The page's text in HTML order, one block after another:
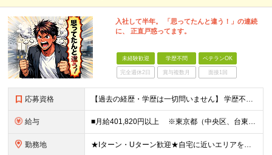
入社して半年。 「思ってたんと違う！」の連続
に、 正直戸惑ってます。
未経験歓迎 学歴不問 ベテランOK
完全週休2日 賞与複数月 面接1回
応募資格 【過去の経歴・学歴は一切問いません】 学歴不問・職種未経験歓迎・業種未経験歓迎 第二新卒・ブランクがある方も歓迎 ・普通自動車運転免許（AT限定可）をお持ちの方 Lお客様先へは社用車で訪問しますが
給与 ■月給401,820円以上 ※東京都（中央区、台東区、世田谷区、中野区、豊島区） ■月給386,820円以上 ※東京都（23区以外）、神奈川県、愛知県〈名古屋市〉、大阪府、京都府、兵庫県、滋賀県
勤務地 ★Iターン・Uターン歓迎★自宅に近いエリアを選べます 東京/大阪/愛知/神奈川/埼玉/福岡/北海道/山形/茨城/群馬/千葉/山梨/岐阜/静岡/長野/富山/石川/福井/三重/滋賀/京都/兵庫/島根/岡山